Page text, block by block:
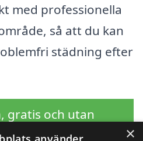
med professionella
så att du kan
städning efter
gratis och utan
×